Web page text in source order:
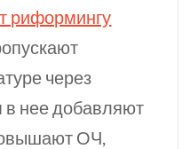
риформингу
через
в нее добавляют
ОЧ,